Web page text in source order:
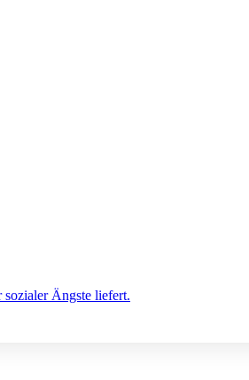
Ängste liefert.